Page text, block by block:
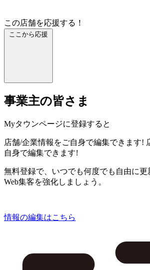
この店舗を応援する！
ここから応援
事業主の皆さま
Myタウンページに登録すると
店舗/企業情報をご自身で編集できます!
自身で編集できます!
無料登録で、いつでも何度でも自由に更
Web集客を強化しましょう。
情報の編集はこちら